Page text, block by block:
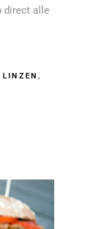
direct alle
LINZEN ,